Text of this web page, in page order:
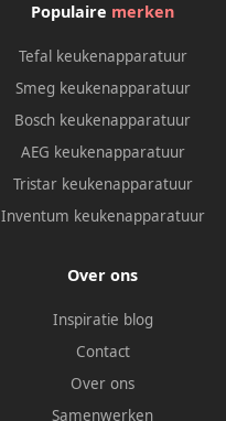
Populaire merken
Tefal keukenapparatuur
Smeg keukenapparatuur
Bosch keukenapparatuur
AEG keukenapparatuur
Tristar keukenapparatuur
Inventum keukenapparatuur
Over ons
Inspiratie blog
Contact
Over ons
Samenwerken